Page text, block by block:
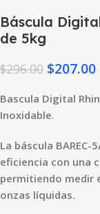
Báscula
de 5kg
$296.00 $207.00
Bascula Digital
Inoxidable.
La báscula
eficiencia con una
permitiendo medir
onzas líquidas.